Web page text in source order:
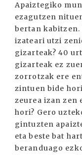
Apaiztegiko
ezagutzen
bertan kabitzen.
izateari utzi
gizarteak? 40
gizarteak ez
zorrotzak ere
zintuen bide
zeurea izan zen
hori? Gero
gintuzten
eta beste bat
beranduago